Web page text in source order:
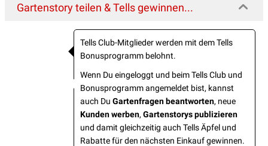
Gartenstory teilen & Tells gewinnen...
Tells Club-Mitglieder werden mit dem Tells
Bonusprogramm belohnt.
Wenn Du eingeloggt und beim Tells Club und
Bonusprogramm angemeldet bist, kannst
auch Du Gartenfragen beantworten, neue
Kunden werben, Gartenstorys publizieren
und damit gleichzeitig auch Tells Äpfel und
Rabatte für den nächsten Einkauf gewinnen.